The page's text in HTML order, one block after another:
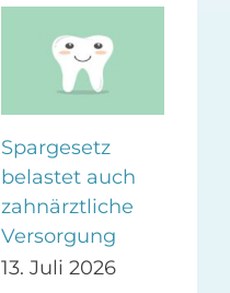
Spargesetz
belastet auch
zahnärztliche
Versorgung
13. Juli 2026